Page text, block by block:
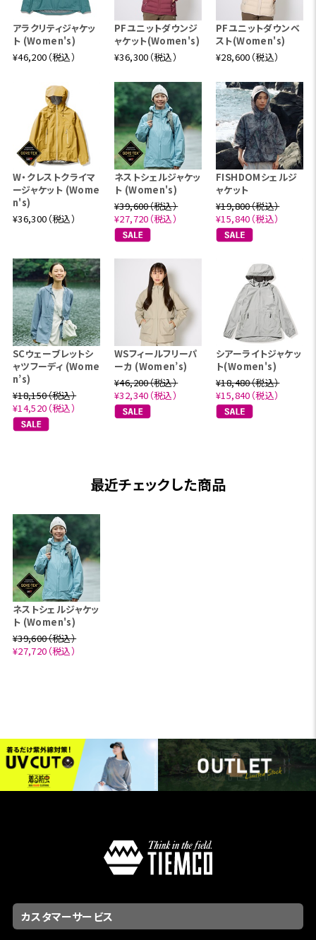
アラクリティジャケッ
ト (Women's)
¥46,200（税込）
PFユニットダウンジ
ャケット(Women's)
¥36,300（税込）
PFユニットダウンベ
スト(Women's)
¥28,600（税込）
W・クレストクライマ
ージャケット (Wome
n's)
¥36,300（税込）
ネストシェルジャケッ
ト (Women's)
¥39,600（税込）
¥27,720（税込）
FISHDOMシェルジ
ャケット
¥19,800（税込）
¥15,840（税込）
SCウェーブレットシ
ャツフーディ (Wome
n’s)
¥18,150（税込）
¥14,520（税込）
WSフィールフリーパ
ーカ (Women’s)
¥46,200（税込）
¥32,340（税込）
シアーライトジャケッ
ト(Women's)
¥18,480（税込）
¥15,840（税込）
最近チェックした商品
ネストシェルジャケッ
ト (Women's)
¥39,600（税込）
¥27,720（税込）
カスタマーサービス